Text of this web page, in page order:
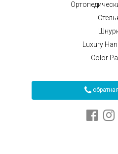
Luxury
Color